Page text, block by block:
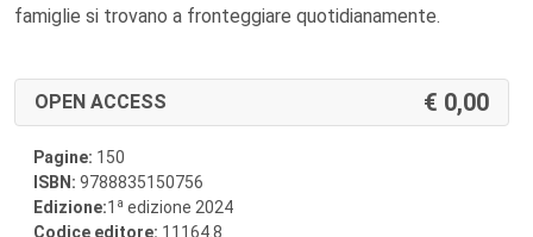
famiglie si trovano a fronteggiare quotidianamente.
OPEN ACCESS 0,00
Pagine: 150
ISBN: 9788835150756
Edizione:1 a edizione 2024
Codice editore: 11164.8